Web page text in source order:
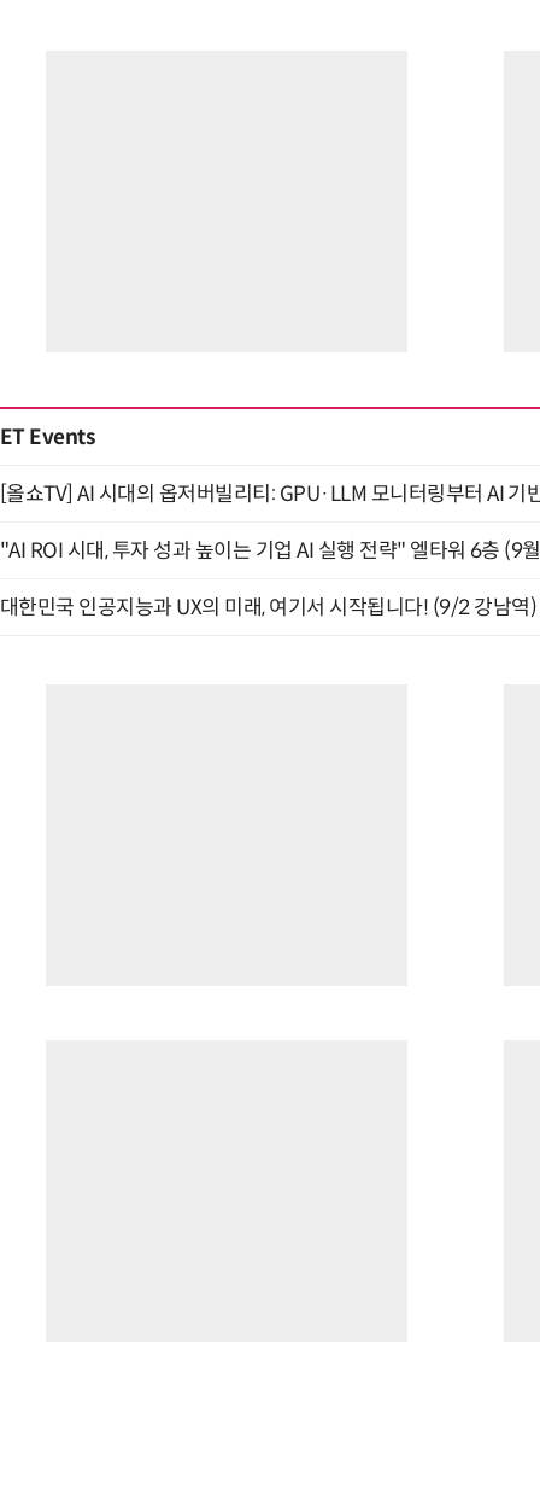
ET Events
[올쇼TV] AI 시대의 옵저버빌리티: GPU·LLM 모니터링부터 AI
"AI ROI 시대, 투자 성과 높이는 기업 AI 실행 전략" 엘타워 6층 (9
대한민국 인공지능과 UX의 미래, 여기서 시작됩니다! (9/2 강남역)